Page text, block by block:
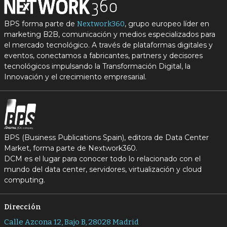
BPS forma parte de Nextwork360, grupo europeo líder en
marketing B2B, comunicación y medios especializados para
el mercado tecnológico. A través de plataformas digitales y
eventos, conectamos a fabricantes, partners y decisores
tecnológicos impulsando la Transformación Digital, la
Innovación y el crecimiento empresarial.
BPS (Business Publications Spain), editora de Data Center
Market, forma parte de Nextwork360.
DCM es el lugar para conocer todo lo relacionado con el
mundo del data center, servidores, virtualización y cloud
computing.
Dirección
Calle Azcona 12, Bajo B, 28028 Madrid